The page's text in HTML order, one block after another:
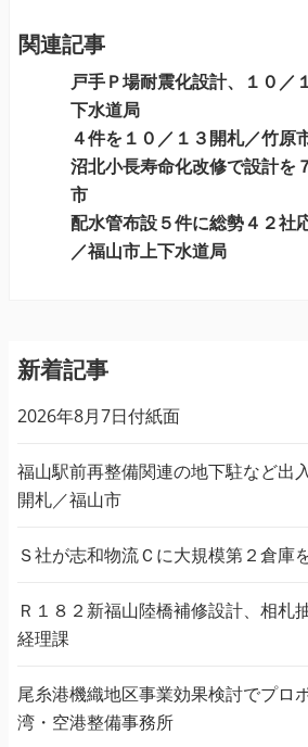
ー
関連記事
戸手Ｐ場耐震化設計、１０／
下水道局
４件を１０／１３開札／竹原
沼北小長寿命化改修で設計を
市
配水管布設５件に総勢４２社
／福山市上下水道局
新着記事
2026年8月7日付紙面
福山駅前再整備関連の地下駐など出
開札／福山市
Ｓ社が志和物流Ｃに大規模第２倉庫
Ｒ１８２新福山陸橋補修設計、相札
経理課
尾糸港機織地区事業効果検討でプロ
湾・空港整備事務所